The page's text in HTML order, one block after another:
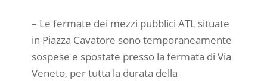
– Le fermate dei mezzi pubblici ATL situate
in Piazza Cavatore sono temporaneamente
sospese e spostate presso la fermata di Via
Veneto, per tutta la durata della